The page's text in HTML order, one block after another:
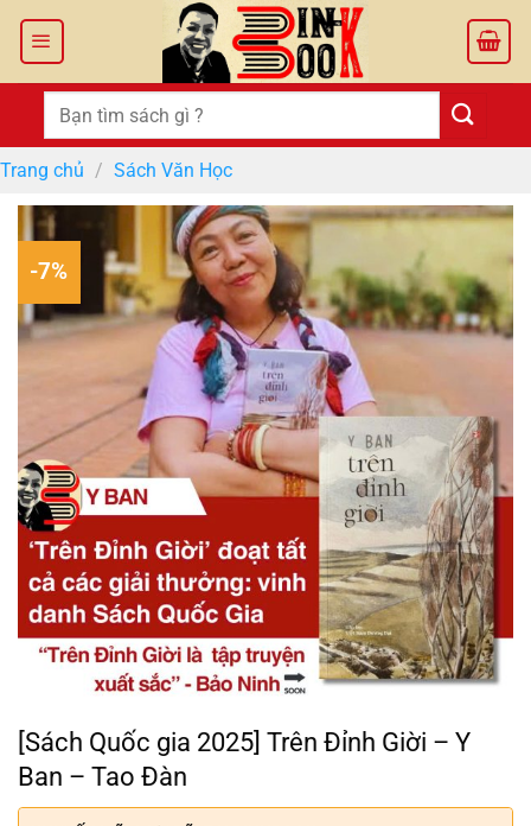
Tìm
kiếm:
Trang chủ / Sách Văn Học
-7%
[Sách Quốc gia 2025] Trên Đỉnh Giời – Y
Ban – Tao Đàn